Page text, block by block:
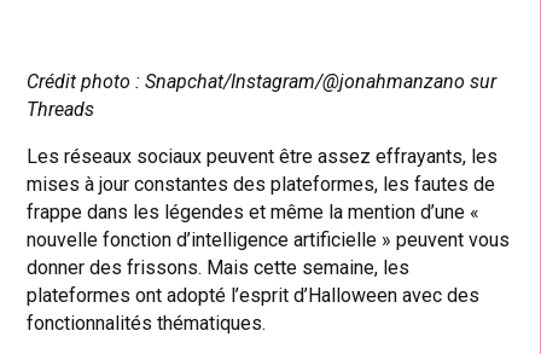
Crédit photo : Snapchat/Instagram/@jonahmanzano sur
Threads
Les réseaux sociaux peuvent être assez effrayants, les
mises à jour constantes des plateformes, les fautes de
frappe dans les légendes et même la mention d’une «
nouvelle fonction d’intelligence artificielle » peuvent vous
donner des frissons. Mais cette semaine, les
plateformes ont adopté l’esprit d’Halloween avec des
fonctionnalités thématiques.